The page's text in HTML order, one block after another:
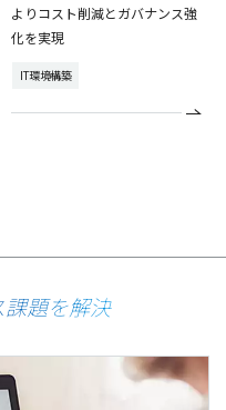
よりコスト削減とガバナンス強
化を実現
IT環境構築
題を解決